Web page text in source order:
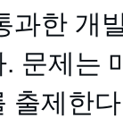
과한 개
. 문제는
출제한